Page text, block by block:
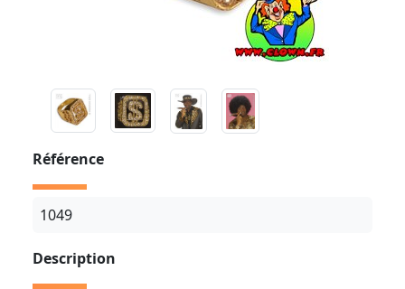
Référence
1049
Description